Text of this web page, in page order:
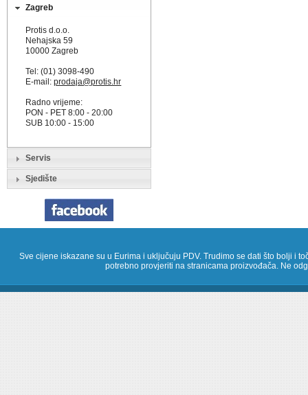
Zagreb
Protis d.o.o.
Nehajska 59
10000 Zagreb
Tel: (01) 3098-490
E-mail:prodaja@protis.hr
Radno vrijeme:
PON - PET 8:00 - 20:00
SUB 10:00 - 15:00
Servis
Sjedište
Sve cijene iskazane su u Eurima i uključuju PDV. Trudimo se dati što bolji i
potrebno provjeriti na stranicama proizvođača. Ne